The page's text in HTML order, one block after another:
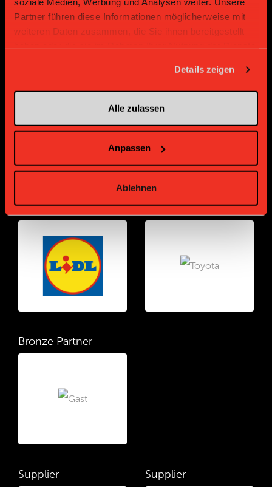
Partner führen diese Informationen möglicherweise mit
weiteren Daten zusammen, die Sie ihnen bereitgestellt
Details zeigen
Alle zulassen
Anpassen
Ablehnen
Gold Partner
Gold Partner Gold Partner
Bronze Partner
Supplier Supplier